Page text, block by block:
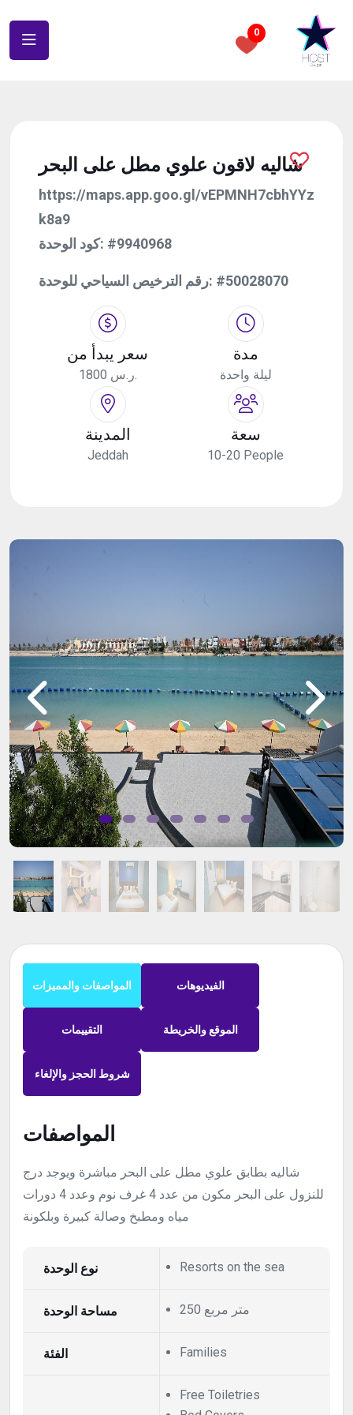
0
شاليه لاقون علوي مطل على البحر
https://maps.app.goo.gl/vEPMNH7cbhYYz
k8a9
كود الوحدة: #9940968
رقم الترخيص السياحي للوحدة: #50028070
سعر يبدأ من
1800 ر.س.
مدة
ليلة واحدة
المدينة
Jeddah
سعة
10-20 People
المواصفات والمميزات الفيديوهات
التقييمات الموقع والخريطة
شروط الحجز والإلغاء
المواصفات
شاليه بطابق علوي مطل على البحر مباشرة ويوجد درج
للنزول على البحر مكون من عدد 4 غرف نوم وعدد 4 دورات
مياه ومطبخ وصالة كبيرة وبلكونة
نوع الوحدة Resorts on the sea
مساحة الوحدة 250 متر مربع
الفئة Families
Free Toiletries